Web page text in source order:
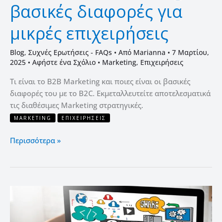
βασικές διαφορές για
μικρές επιχειρήσεις
Blog, Συχνές Ερωτήσεις - FAQs • Από Marianna • 7 Μαρτίου,
2025 • Αφήστε ένα Σχόλιο • Marketing, Επιχειρήσεις
Τι είναι το B2B Marketing και ποιες είναι οι βασικές
διαφορές του με το B2C. Εκμεταλλευτείτε αποτελεσματικά
τις διαθέσιμες Marketing στρατηγικές.
MARKETING ΕΠΙΧΕΙΡΉΣΕΙΣ
Περισσότερα »
SEO